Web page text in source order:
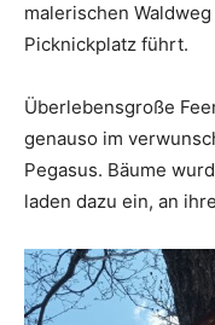
malerischen
Picknickplatz führt.
Überlebensgroße
genauso im
Pegasus. Bäume
laden dazu ein, an